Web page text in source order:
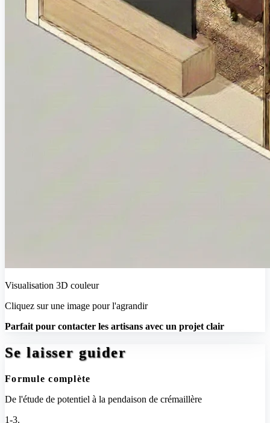
Visualisation 3D couleur
Cliquez sur une image pour l'agrandir
Parfait pour contacter les artisans avec un projet clair
Se laisser guider
Formule complète
De l'étude de potentiel à la pendaison de crémaillère
1-3.